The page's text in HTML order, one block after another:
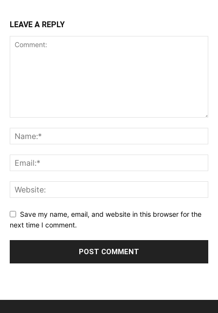
LEAVE A REPLY
Save my name, email, and website in this browser for the
next time I comment.